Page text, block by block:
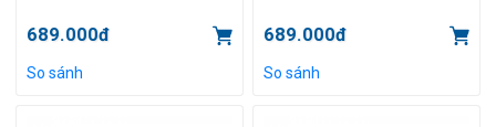
689.000đ
So sánh
689.000đ
So sánh